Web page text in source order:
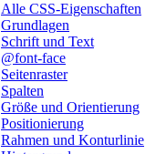
Alle CSS-Eigenschaften
Grundlagen
Schrift und Text
@font-face
Seitenraster
Spalten
Größe und Orientierung
Positionierung
Rahmen und Konturlinie